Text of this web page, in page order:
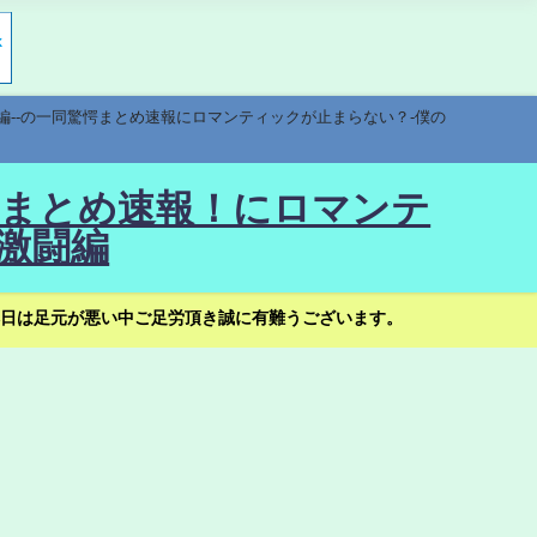
の一同驚愕まとめ速報にロマンティックが止まらない？-僕の
とめ速報！にロマンテ
闘編
足元が悪い中ご足労頂き誠に有難うございます。